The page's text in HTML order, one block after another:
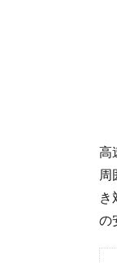
高
周
き
の